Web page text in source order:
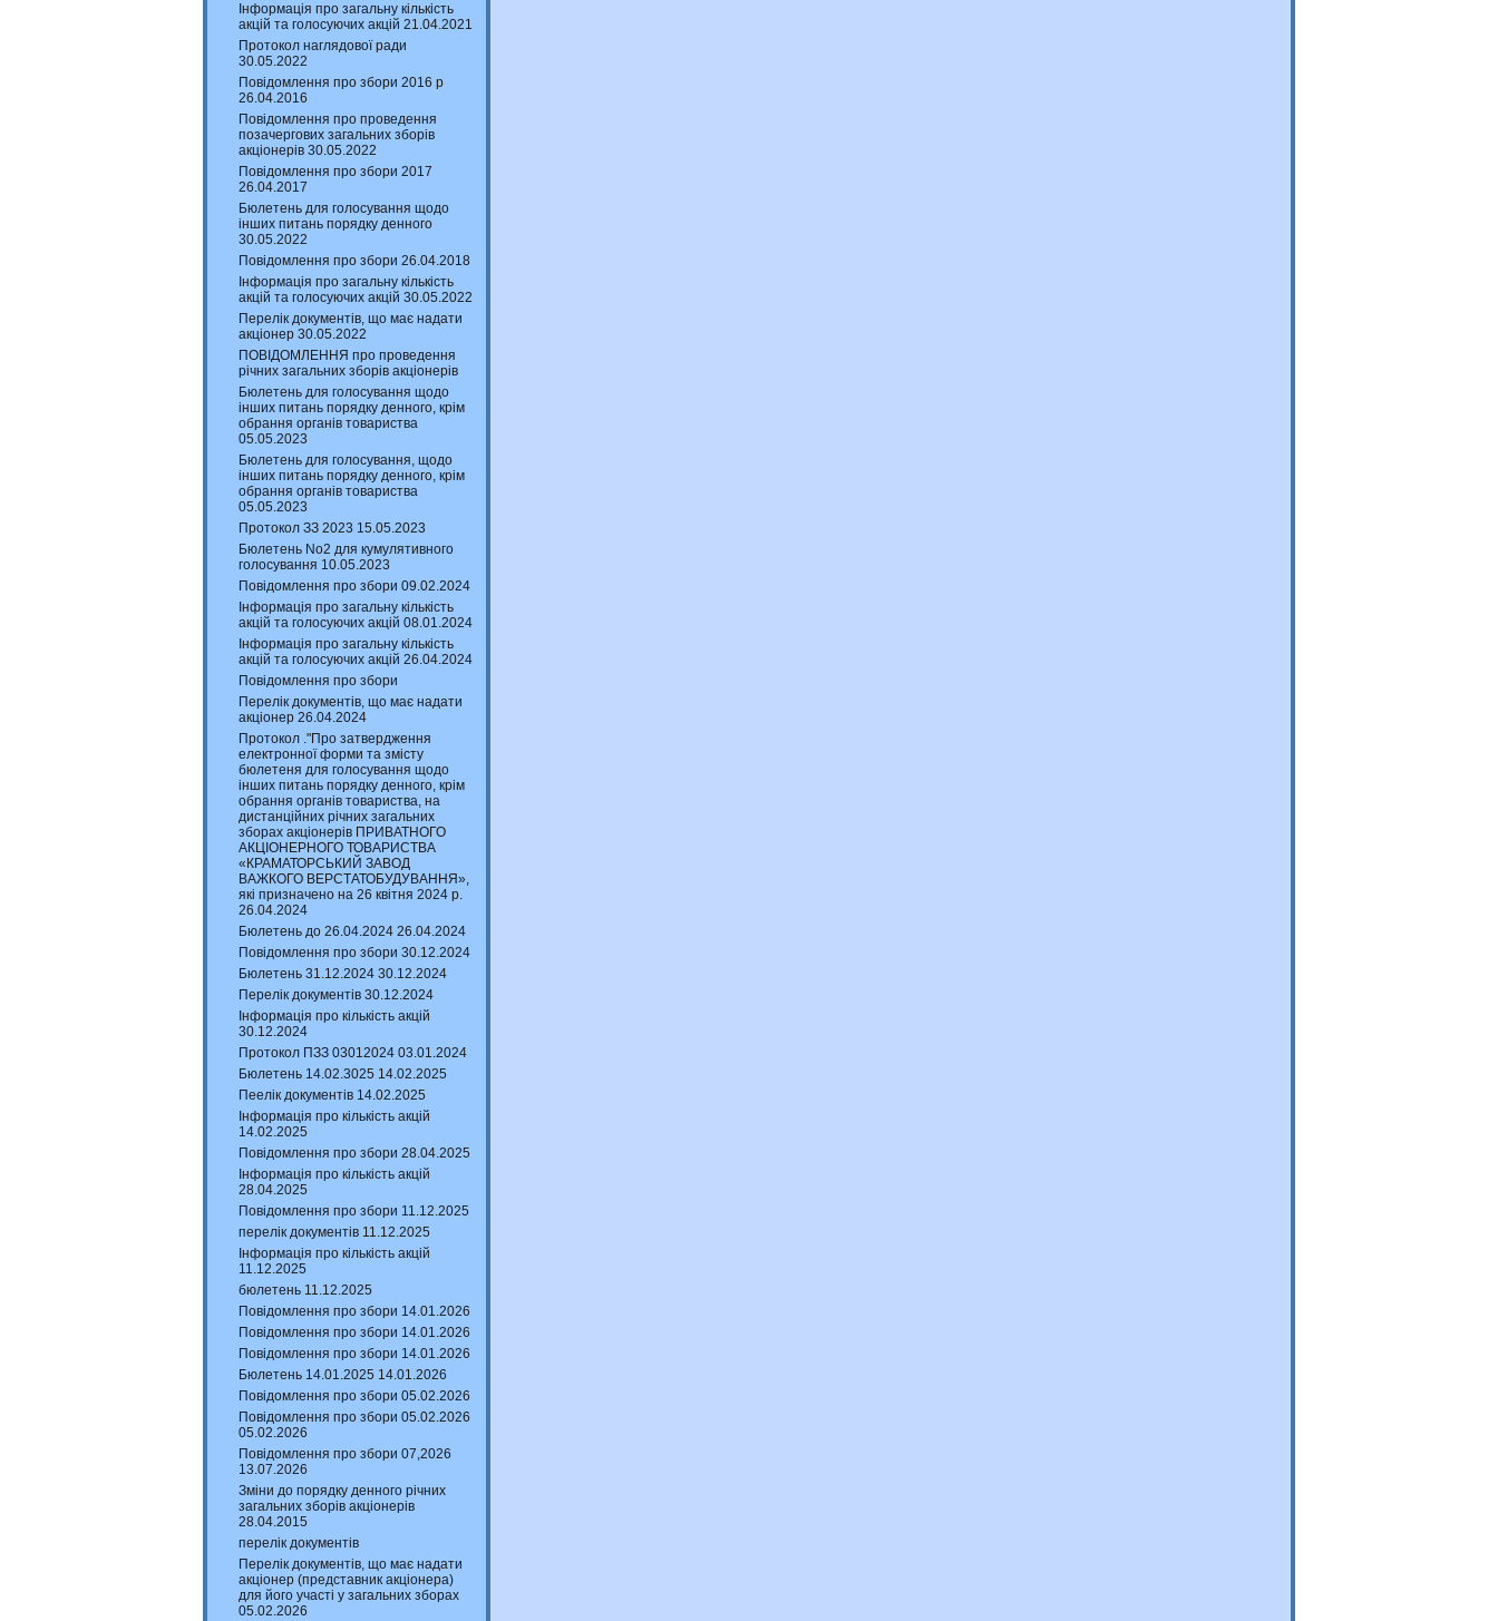
Інформація про загальну кількість
акцій та голосуючих акцій 21.04.2021
Протокол наглядової ради
30.05.2022
Повідомлення про збори 2016 р
26.04.2016
Повідомлення про проведення
позачергових загальних зборів
акціонерів 30.05.2022
Повідомлення про збори 2017
26.04.2017
Бюлетень для голосування щодо
інших питань порядку денного
30.05.2022
Повідомлення про збори 26.04.2018
Інформація про загальну кількість
акцій та голосуючих акцій 30.05.2022
Перелік документів, що має надати
акціонер 30.05.2022
ПОВІДОМЛЕННЯ про проведення
річних загальних зборів акціонерів
Бюлетень для голосування щодо
інших питань порядку денного, крім
обрання органів товариства
05.05.2023
Бюлетень для голосування, щодо
інших питань порядку денного, крім
обрання органів товариства
05.05.2023
Протокол ЗЗ 2023 15.05.2023
Бюлетень No2 для кумулятивного
голосування 10.05.2023
Повідомлення про збори 09.02.2024
Інформація про загальну кількість
акцій та голосуючих акцій 08.01.2024
Інформація про загальну кількість
акцій та голосуючих акцій 26.04.2024
Повідомлення про збори
Перелік документів, що має надати
акціонер 26.04.2024
Протокол ."Про затвердження
електронної форми та змісту
бюлетеня для голосування щодо
інших питань порядку денного, крім
обрання органів товариства, на
дистанційних річних загальних
зборах акціонерів ПРИВАТНОГО
АКЦІОНЕРНОГО ТОВАРИСТВА
«КРАМАТОРСЬКИЙ ЗАВОД
ВАЖКОГО ВЕРСТАТОБУДУВАННЯ»,
які призначено на 26 квітня 2024 р.
26.04.2024
Бюлетень до 26.04.2024 26.04.2024
Повідомлення про збори 30.12.2024
Бюлетень 31.12.2024 30.12.2024
Перелік документів 30.12.2024
Інформація про кількість акцій
30.12.2024
Протокол ПЗЗ 03012024 03.01.2024
Бюлетень 14.02.3025 14.02.2025
Пеелік документів 14.02.2025
Інформація про кількість акцій
14.02.2025
Повідомлення про збори 28.04.2025
Інформація про кількість акцій
28.04.2025
Повідомлення про збори 11.12.2025
перелік документів 11.12.2025
Інформація про кількість акцій
11.12.2025
бюлетень 11.12.2025
Повідомлення про збори 14.01.2026
Повідомлення про збори 14.01.2026
Повідомлення про збори 14.01.2026
Бюлетень 14.01.2025 14.01.2026
Повідомлення про збори 05.02.2026
Повідомлення про збори 05.02.2026
05.02.2026
Повідомлення про збори 07,2026
13.07.2026
Зміни до порядку денного річних
загальних зборів акціонерів
28.04.2015
перелік документів
Перелік документів, що має надати
акціонер (представник акціонера)
для його участі у загальних зборах
05.02.2026